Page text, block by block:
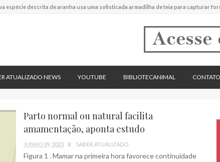
experimental mostrou que plantas podem absorver nutrientes através da poeira
cardíacos promovem supressão do crescimento de cânceres no coração de
ATUALIZADO NEWS YOUTUBE BIBLIOTECANIMAL CONTATO
Parto normal ou natural facilita
amamentação, aponta estudo
JUNHO 29, 2023 X SABER ATUALIZADO
Figura 1 . Mamar na primeira hora favorece continuidade